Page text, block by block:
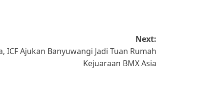
Next:
ICF Ajukan Banyuwangi Jadi Tuan Rumah
Kejuaraan BMX Asia